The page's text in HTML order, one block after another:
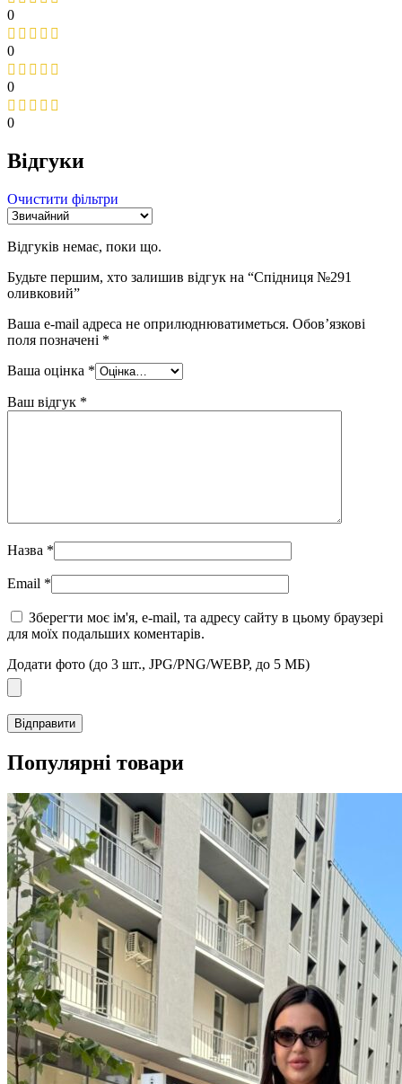
0
0
0
0
Відгуки
Очистити фільтри
Відгуків немає, поки що.
Будьте першим, хто залишив відгук на “Спідниця №291
оливковий”
Ваша e-mail адреса не оприлюднюватиметься. Обов’язкові
поля позначені *
Ваша оцінка *
Ваш відгук *
Назва *
Email *
Зберегти моє ім'я, e-mail, та адресу сайту в цьому браузері
для моїх подальших коментарів.
Додати фото (до 3 шт., JPG/PNG/WEBP, до 5 МБ)
Популярні товари